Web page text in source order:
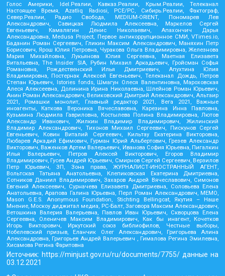
Голос Америки, Idel.Реалии, Кавказ.Реалии, Крым.Реалии, Телеканал
Настоящее Время, Azatliq Radiosi, PCE/PC, Сибирь.Реалии, Фактограф,
Север.Реалии, Радио Свобода, MEDIUM-ORIENT, Пономарев Лев
Александрович, Савицкая Людмила Алексеевна, Маркелов Сергей
Евгеньевич, Камалягин Денис Николаевич, Апахончич Дарья
Александровна, Medusa Project, Первое антикоррупционное СМИ, VTimes.io,
Баданин Роман Сергеевич, Гликин Максим Александрович, Маняхин Петр
Борисович, Ярош Юлия Петровна, Чуракова Ольга Владимировна, Железнова
Мария Михайловна, Лукьянова Юлия Сергеевна, Маетная Елизавета
Витальевна, The Insider SIA, Рубин Михаил Аркадьевич, Гройсман Софья
Романовна, Рождественский Илья Дмитриевич, Апухтина Юлия
Владимировна, Постернак Алексей Евгеньевич, Телеканал Дождь, Петров
Степан Юрьевич, Istories fonds, Шмагун Олеся Валентиновна, Мароховская
Алеся Алексеевна, Долинина Ирина Николаевна, Шлейнов Роман Юрьевич,
Анин Роман Александрович, Великовский Дмитрий Александрович, Альтаир
2021, Ромашки монолит, Главный редактор 2021, Вега 2021, Важные
иноагенты, Каткова Вероника Вячеславовна, Карезина Инна Павловна,
Кузьмина Людмила Гавриловна, Костылева Полина Владимировна, Лютов
Александр Иванович, Жилкин Владимир Владимирович, Жилинский
Владимир Александрович, Тихонов Михаил Сергеевич, Пискунов Сергей
Евгеньевич, Ковин Виталий Сергеевич, Кильтау Екатерина Викторовна,
Любарев Аркадий Ефимович, Гурман Юрий Альбертович, Грезев Александр
Викторович, Важенков Артем Валерьевич, Иванова София Юрьевна, Пигалкин
Илья Валерьевич, Петров Алексей Викторович, Егоров Владимир
Владимирович, Гусев Андрей Юрьевич, Смирнов Сергей Сергеевич, Верзилов
Петр Юрьевич, ЗП, Зона права, ЖУРНАЛИСТ-ИНОСТРАННЫЙ АГЕНТ,
Вольтская Татьяна Анатольевна, Клепиковская Екатерина Дмитриевна,
Сотников Даниил Владимирович, Захаров Андрей Вячеславович, Симонов
Евгений Алексеевич, Сурначева Елизавета Дмитриевна, Соловьева Елена
Анатольевна, Арапова Галина Юрьевна, Перл Роман Александрович, МЕМО,
Mason G.E.S. Anonymous Foundation, Stichting Bellingcat, Якутия – Наше
Мнение, Москоу диджитал медиа, РС-Балт, Заговора Максим Александрович,
Ветошкина Валерия Валерьевна, Павлов Иван Юрьевич, Скворцова Елена
Сергеевна, Оленичев Максим Владимирович, Как бы инагент, Кочетков
Игорь Викторович, Иркутский союз библиофилов, Честные выборы,
Нобелевский призыв, Еланчик Олег Александрович, Григорьева Алина
Александровна, Григорьев Андрей Валерьевич , Гималова Регина Эмилевна,
Хисамова Регина Фаритовна
Источник: https://minjust.gov.ru/ru/documents/7755/данные на
03.12.2021